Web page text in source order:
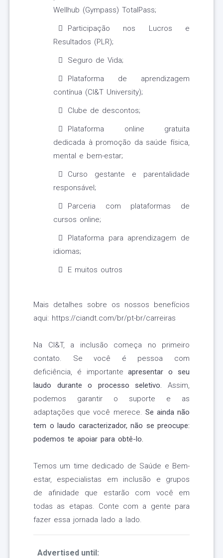
Wellhub (Gympass) TotalPass;
Participação nos Lucros e
Resultados (PLR);
Seguro de Vida;
Plataforma de aprendizagem
contínua (CI&T University);
Clube de descontos;
Plataforma online gratuita
dedicada à promoção da saúde física,
mental e bem-estar;
Curso gestante e parentalidade
responsável;
Parceria com plataformas de
cursos online;
Plataforma para aprendizagem de
idiomas;
E muitos outros
Mais detalhes sobre os nossos benefícios
aqui: https://ciandt.com/br/pt-br/carreiras
Na CI&T, a inclusão começa no primeiro
contato. Se você é pessoa com
deficiência, é importanteapresentar o seu
laudo durante o processo seletivo. Assim,
podemos garantir o suporte e as
adaptações que você merece. Se ainda não
tem o laudo caracterizador, não se preocupe:
podemos te apoiar para obtê-lo.
Temos um time dedicado de Saúde e Bem-
estar, especialistas em inclusão e grupos
de afinidade que estarão com você em
todas as etapas. Conte com a gente para
fazer essa jornada lado a lado.
Advertised until: